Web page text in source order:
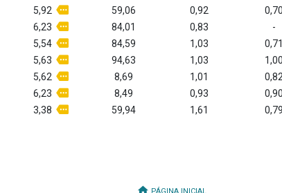
5,92 59,06 0,92 0,70
6,23 84,01 0,83 -
5,54 84,59 1,03 0,71
5,63 94,63 1,03 1,00
5,62 8,69 1,01 0,82
6,23 8,49 0,93 0,90
3,38 59,94 1,61 0,79